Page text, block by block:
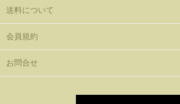
送料について
会員規約
お問合せ